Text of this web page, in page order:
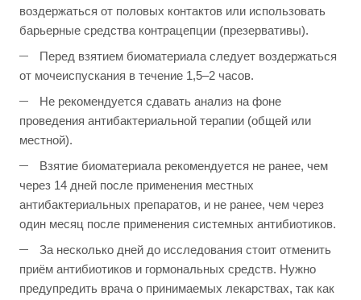
воздержаться от половых контактов или использовать
барьерные средства контрацепции (презервативы).
Перед взятием биоматериала следует воздержаться
от мочеиспускания в течение 1,5–2 часов.
Не рекомендуется сдавать анализ на фоне
проведения антибактериальной терапии (общей или
местной).
Взятие биоматериала рекомендуется не ранее, чем
через 14 дней после применения местных
антибактериальных препаратов, и не ранее, чем через
один месяц после применения системных антибиотиков.
За несколько дней до исследования стоит отменить
приём антибиотиков и гормональных средств. Нужно
предупредить врача о принимаемых лекарствах, так как